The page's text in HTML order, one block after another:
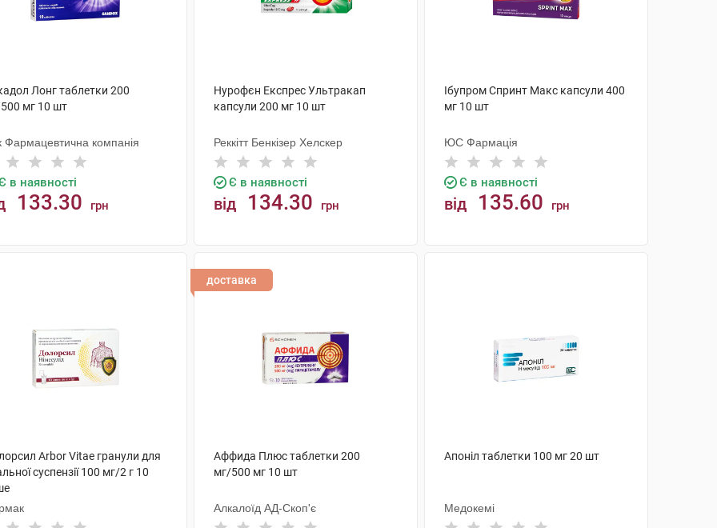
Лонг таблетки 200
мг 10 шт
Фармацевтична компанія
в наявності
133.30 грн
Нурофєн Експрес Ультракап
капсули 200 мг 10 шт
Реккітт Бенкізер Хелскер
Є в наявності
від 134.30 грн
Ібупром Спринт Макс капсули 400
мг 10 шт
ЮС Фармація
Є в наявності
від 135.60 грн
Arbor Vitae гранули для
суспензії 100 мг/2 г 10
доставка
Аффида Плюс таблетки 200
мг/500 мг 10 шт
Алкалоїд АД-Скоп'є
Апоніл таблетки 100 мг 20 шт
Медокемі